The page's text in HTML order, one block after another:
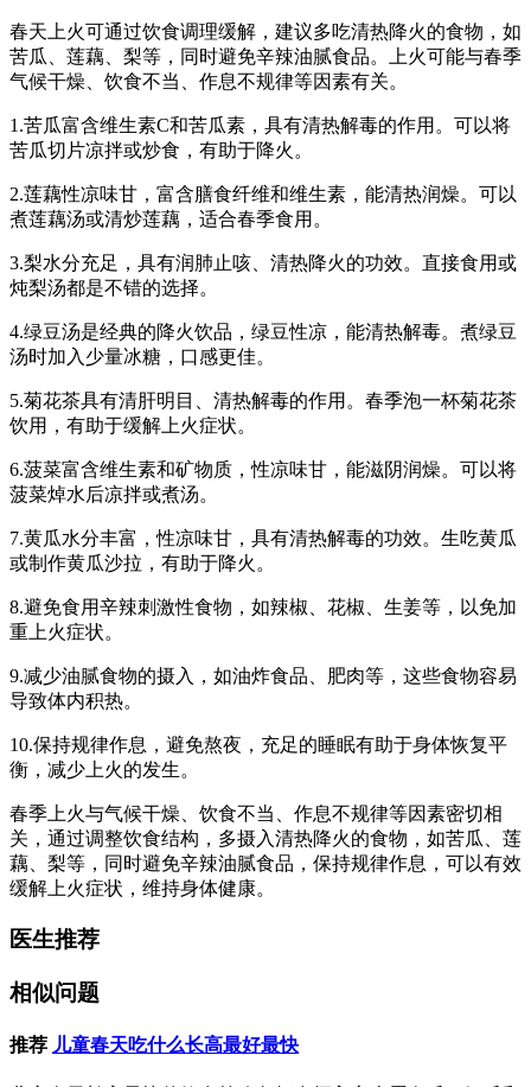
春天上火可通过饮食调理缓解，建议多吃清热降火的食物，如
苦瓜、莲藕、梨等，同时避免辛辣油腻食品。上火可能与春季
气候干燥、饮食不当、作息不规律等因素有关。
1.苦瓜富含维生素C和苦瓜素，具有清热解毒的作用。可以将
苦瓜切片凉拌或炒食，有助于降火。
2.莲藕性凉味甘，富含膳食纤维和维生素，能清热润燥。可以
煮莲藕汤或清炒莲藕，适合春季食用。
3.梨水分充足，具有润肺止咳、清热降火的功效。直接食用或
炖梨汤都是不错的选择。
4.绿豆汤是经典的降火饮品，绿豆性凉，能清热解毒。煮绿豆
汤时加入少量冰糖，口感更佳。
5.菊花茶具有清肝明目、清热解毒的作用。春季泡一杯菊花茶
饮用，有助于缓解上火症状。
6.菠菜富含维生素和矿物质，性凉味甘，能滋阴润燥。可以将
菠菜焯水后凉拌或煮汤。
7.黄瓜水分丰富，性凉味甘，具有清热解毒的功效。生吃黄瓜
或制作黄瓜沙拉，有助于降火。
8.避免食用辛辣刺激性食物，如辣椒、花椒、生姜等，以免加
重上火症状。
9.减少油腻食物的摄入，如油炸食品、肥肉等，这些食物容易
导致体内积热。
10.保持规律作息，避免熬夜，充足的睡眠有助于身体恢复平
衡，减少上火的发生。
春季上火与气候干燥、饮食不当、作息不规律等因素密切相
关，通过调整饮食结构，多摄入清热降火的食物，如苦瓜、莲
藕、梨等，同时避免辛辣油腻食品，保持规律作息，可以有效
缓解上火症状，维持身体健康。
医生推荐
相似问题
推荐 儿童春天吃什么长高最好最快